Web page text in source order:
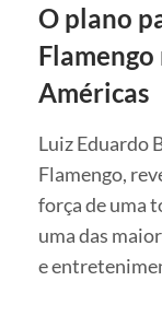
O plano
Américas
Luiz Eduardo
Flamengo,
força de uma
uma das
e